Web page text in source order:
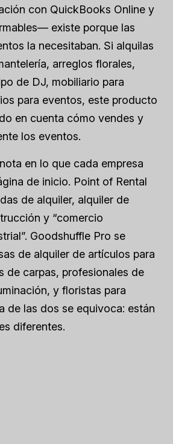
con QuickBooks Online y
existe porque las
la necesitaban. Si alquilas
arreglos florales,
de DJ, mobiliario para
para eventos, este producto
en cuenta cómo vendes y
los eventos.
en lo que cada empresa
de inicio. Point of Rental
de alquiler, alquiler de
y “comercio
Goodshuffle Pro se
de alquiler de artículos para
de carpas, profesionales de
y floristas para
de las dos se equivoca: están
diferentes.